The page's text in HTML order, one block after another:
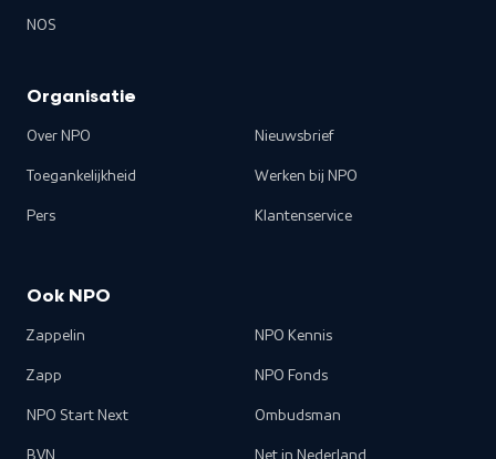
NOS
Organisatie
Over NPO
Toegankelijkheid
Pers
Nieuwsbrief
Werken bij NPO
Klantenservice
Ook NPO
Zappelin
Zapp
NPO Start Next
BVN
NPO Kennis
NPO Fonds
Ombudsman
Net in Nederland